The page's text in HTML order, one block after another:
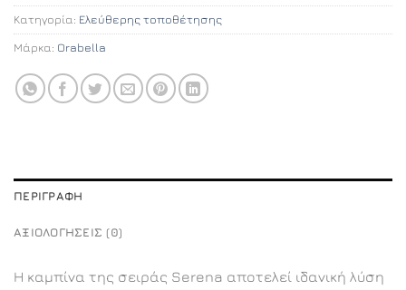
Κατηγορία: Ελεύθερης τοποθέτησης
Μάρκα: Orabella
ΠΕΡΙΓΡΑΦΉ
ΑΞΙΟΛΟΓΉΣΕΙΣ (0)
Η καμπίνα της σειράς Serena αποτελεί ιδανική λύση